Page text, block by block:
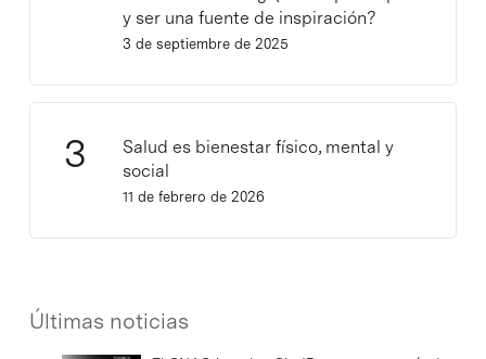
y ser una fuente de inspiración?
3 de septiembre de 2025
Salud es bienestar físico, mental y
social
11 de febrero de 2026
Últimas noticias